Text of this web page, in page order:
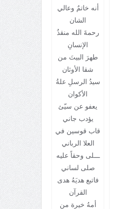
أنه خاتمٌ وعالي
الشان
رحمةَ الله منقذُ
الإنسانِ
طهرَ البيتَ من
شقا الأوثان
سيدُ الرسلِ علةُ
الأكوان
يعفو عن سيّئ
يؤدب جاني
قاب قوسين في
العلا الرباني
ـــلى وحقاً عليه
صلى لساني
فاتبع هديَهُ هدى
القرآن
أمهُ خيرة من